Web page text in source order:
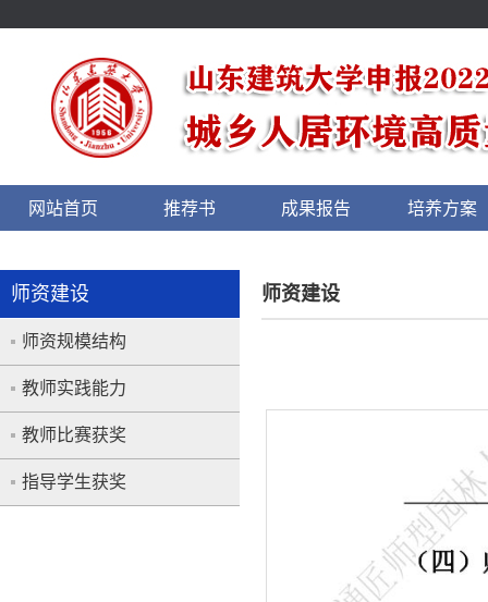
网站首页 推荐书 成果报告 培养方案
师资建设
师资规模结构
教师实践能力
教师比赛获奖
指导学生获奖
师资建设